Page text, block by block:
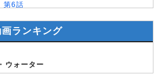
6話
編〜 第6話
第4話
二の夜も眠れぬ奇妙な話- 第6話
二期 第4話
ランキング
ウォーター